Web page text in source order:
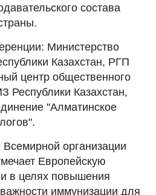
состава
Министерство
Казахстан, РГП
центр общественного
Республики Казахстан,
"Алматинское
организации
Европейскую
в целях повышения
иммунизации для